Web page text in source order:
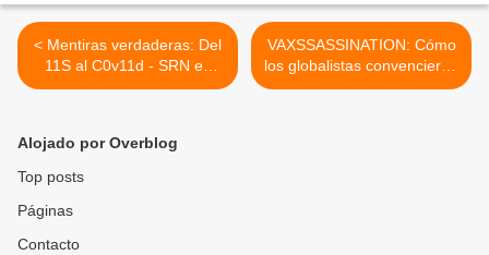
< Mentiras verdaderas: Del
11S al C0v11d - SRN en
español
VAXSSASSINATION: Cómo
los globalistas convencieron
a MIL MILLONES de
Alojado por Overblog
Top posts
Páginas
Contacto